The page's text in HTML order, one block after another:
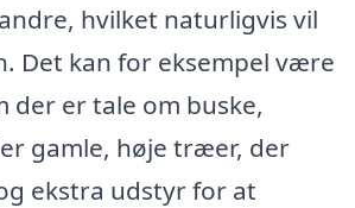
hvilket naturligvis vil
Det kan for eksempel være
der er tale om buske,
gamle, høje træer, der
ekstra udstyr for at